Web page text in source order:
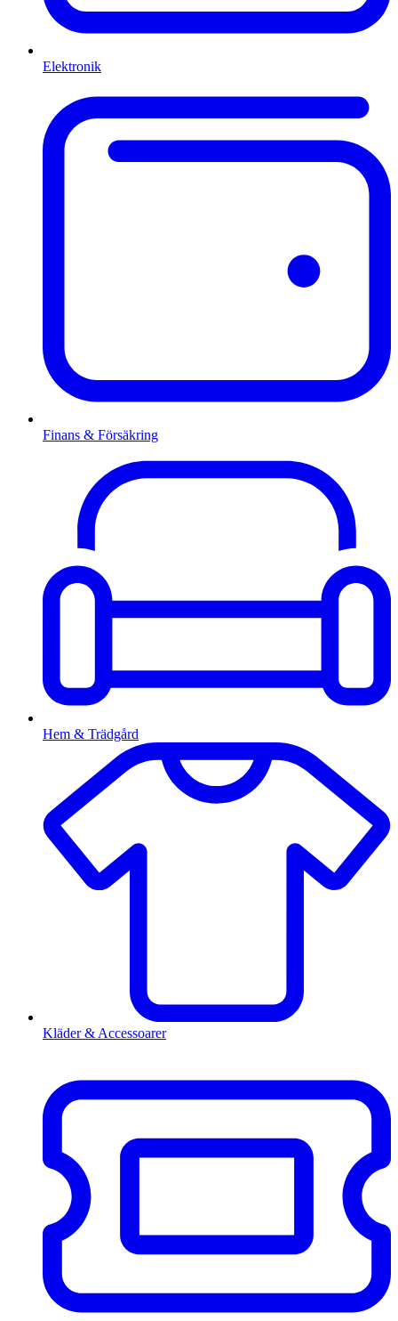
Elektronik
Finans & Försäkring
Hem & Trädgård
Kläder & Accessoarer